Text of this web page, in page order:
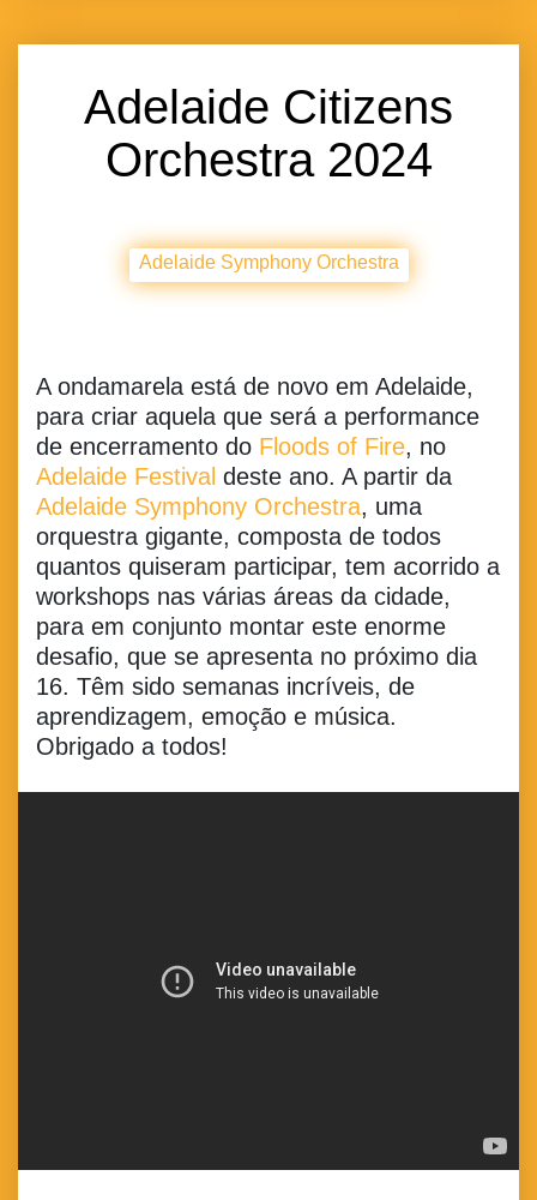
Adelaide Citizens
Orchestra 2024
Adelaide Symphony Orchestra
A ondamarela está de novo em Adelaide,
para criar aquela que será a performance
de encerramento do Floods of Fire, no
Adelaide Festival deste ano. A partir da
Adelaide Symphony Orchestra, uma
orquestra gigante, composta de todos
quantos quiseram participar, tem acorrido a
workshops nas várias áreas da cidade,
para em conjunto montar este enorme
desafio, que se apresenta no próximo dia
16. Têm sido semanas incríveis, de
aprendizagem, emoção e música.
Obrigado a todos!